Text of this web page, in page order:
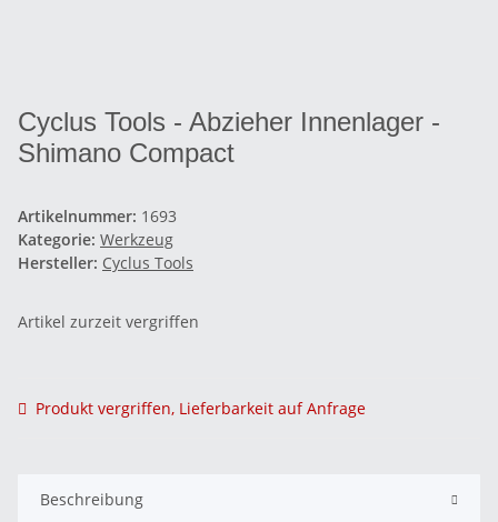
Cyclus Tools - Abzieher Innenlager -
Shimano Compact
Artikelnummer: 1693
Kategorie: Werkzeug
Hersteller: Cyclus Tools
Artikel zurzeit vergriffen
Produkt vergriffen, Lieferbarkeit auf Anfrage
Beschreibung